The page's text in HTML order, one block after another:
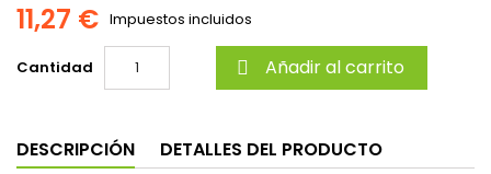
11,27 € Impuestos incluidos
Cantidad  Añadir al carrito
DESCRIPCIÓN DETALLES DEL PRODUCTO